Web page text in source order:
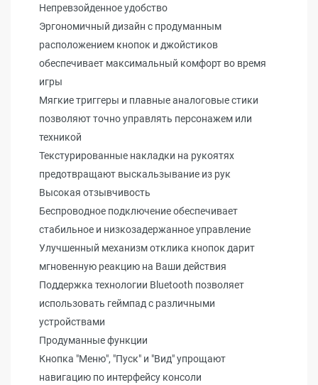
Непревзойденное удобство
Эргономичный дизайн с продуманным
расположением кнопок и джойстиков
обеспечивает максимальный комфорт во время
игры
Мягкие триггеры и плавные аналоговые стики
позволяют точно управлять персонажем или
техникой
Текстурированные накладки на рукоятях
предотвращают выскальзывание из рук
Высокая отзывчивость
Беспроводное подключение обеспечивает
стабильное и низкозадержанное управление
Улучшенный механизм отклика кнопок дарит
мгновенную реакцию на Ваши действия
Поддержка технологии Bluetooth позволяет
использовать геймпад с различными
устройствами
Продуманные функции
Кнопка "Меню", "Пуск" и "Вид" упрощают
навигацию по интерфейсу консоли